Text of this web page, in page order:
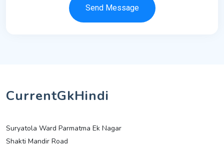
Send Message
CurrentGkHindi
Suryatola Ward Parmatma Ek Nagar
Shakti Mandir Road